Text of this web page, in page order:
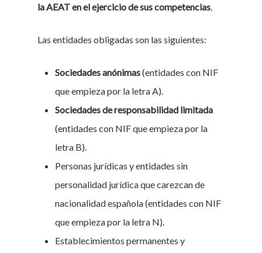
la AEAT en el ejercicio de sus competencias.
Las entidades obligadas son las siguientes:
Sociedades anónimas(entidades con NIF
que empieza por la letra A).
Sociedades de responsabilidad limitada
(entidades con NIF que empieza por la
letra B).
Personas jurídicas y entidades sin
personalidad jurídica que carezcan de
nacionalidad española (entidades con NIF
que empieza por la letra N).
Establecimientos permanentes y